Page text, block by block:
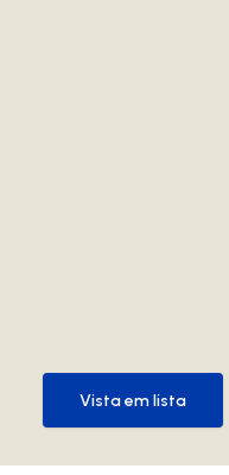
Vista em lista
Vista em lista